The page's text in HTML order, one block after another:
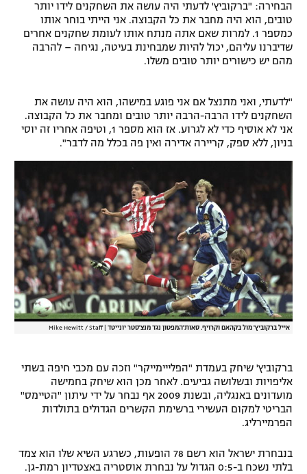
תנאי שימוש
מדיניות פרטיות
תקנון פעילות ספורט 1
רשיון להקרנה פומבית לבית עסק
לוח דרושים – ג'ובנט
תגיות
המגזין
ספורט אתגרי ואקסטרים
אומנויות לחימה
הבחירה: "ברקוביץ' לדעתי היה עושה את השחקנים לידו יותר
טובים, הוא היה מחבר את כל הקבוצה. אני הייתי בוחר אותו
כמספר 1. למרות שאם אתה מנתח אותו לעומת שחקנים אחרים
שדיברנו עליהם, יכול להיות שמבחינת בעיטה, נגיחה – להרבה
מהם יש כישורים יותר טובים משלו.
"לדעתי, ואני מתנצל אם אני פוגע במישהו, הוא היה עושה את
השחקנים לידו הרבה-הרבה יותר טובים ומחבר את כל הקבוצה.
אני לא אוסיף כדי לא לגרוע. אז הוא מספר 1, וטיפה אחריו זה יוסי
בניון, ללא ספק, קריירה אדירה ואין פה בכלל מה לדבר".
אייל ברקוביץ' מול בקהאם וקרויף. סאות'המפטון נגד מנצ'סטר יונייטד |
Mike Hewitt / Staff
ברקוביץ' שיחק בעמדת "הפלייימייקר" וזכה עם מכבי חיפה בשתי
אליפויות ובשלושה גביעים. לאחר מכן הוא שיחק בחמישה
מועדונים באנגליה, ובשנת 2009 אף נבחר על ידי עיתון "הטיימס"
הבריטי למקום העשירי ברשימת הקשרים הגדולים בתולדות
הפרמיירליג.
בנבחרת ישראל הוא רשם 78 הופעות, כשרגע השיא שלו הוא צמד
בלתי נשכח ב-0:5 הגדול על נבחרת אוסטריה באצטדיון רמת-גן.